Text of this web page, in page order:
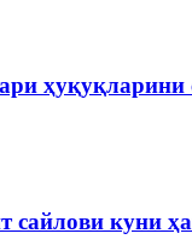
ҳуқуқларини
сайлови куни